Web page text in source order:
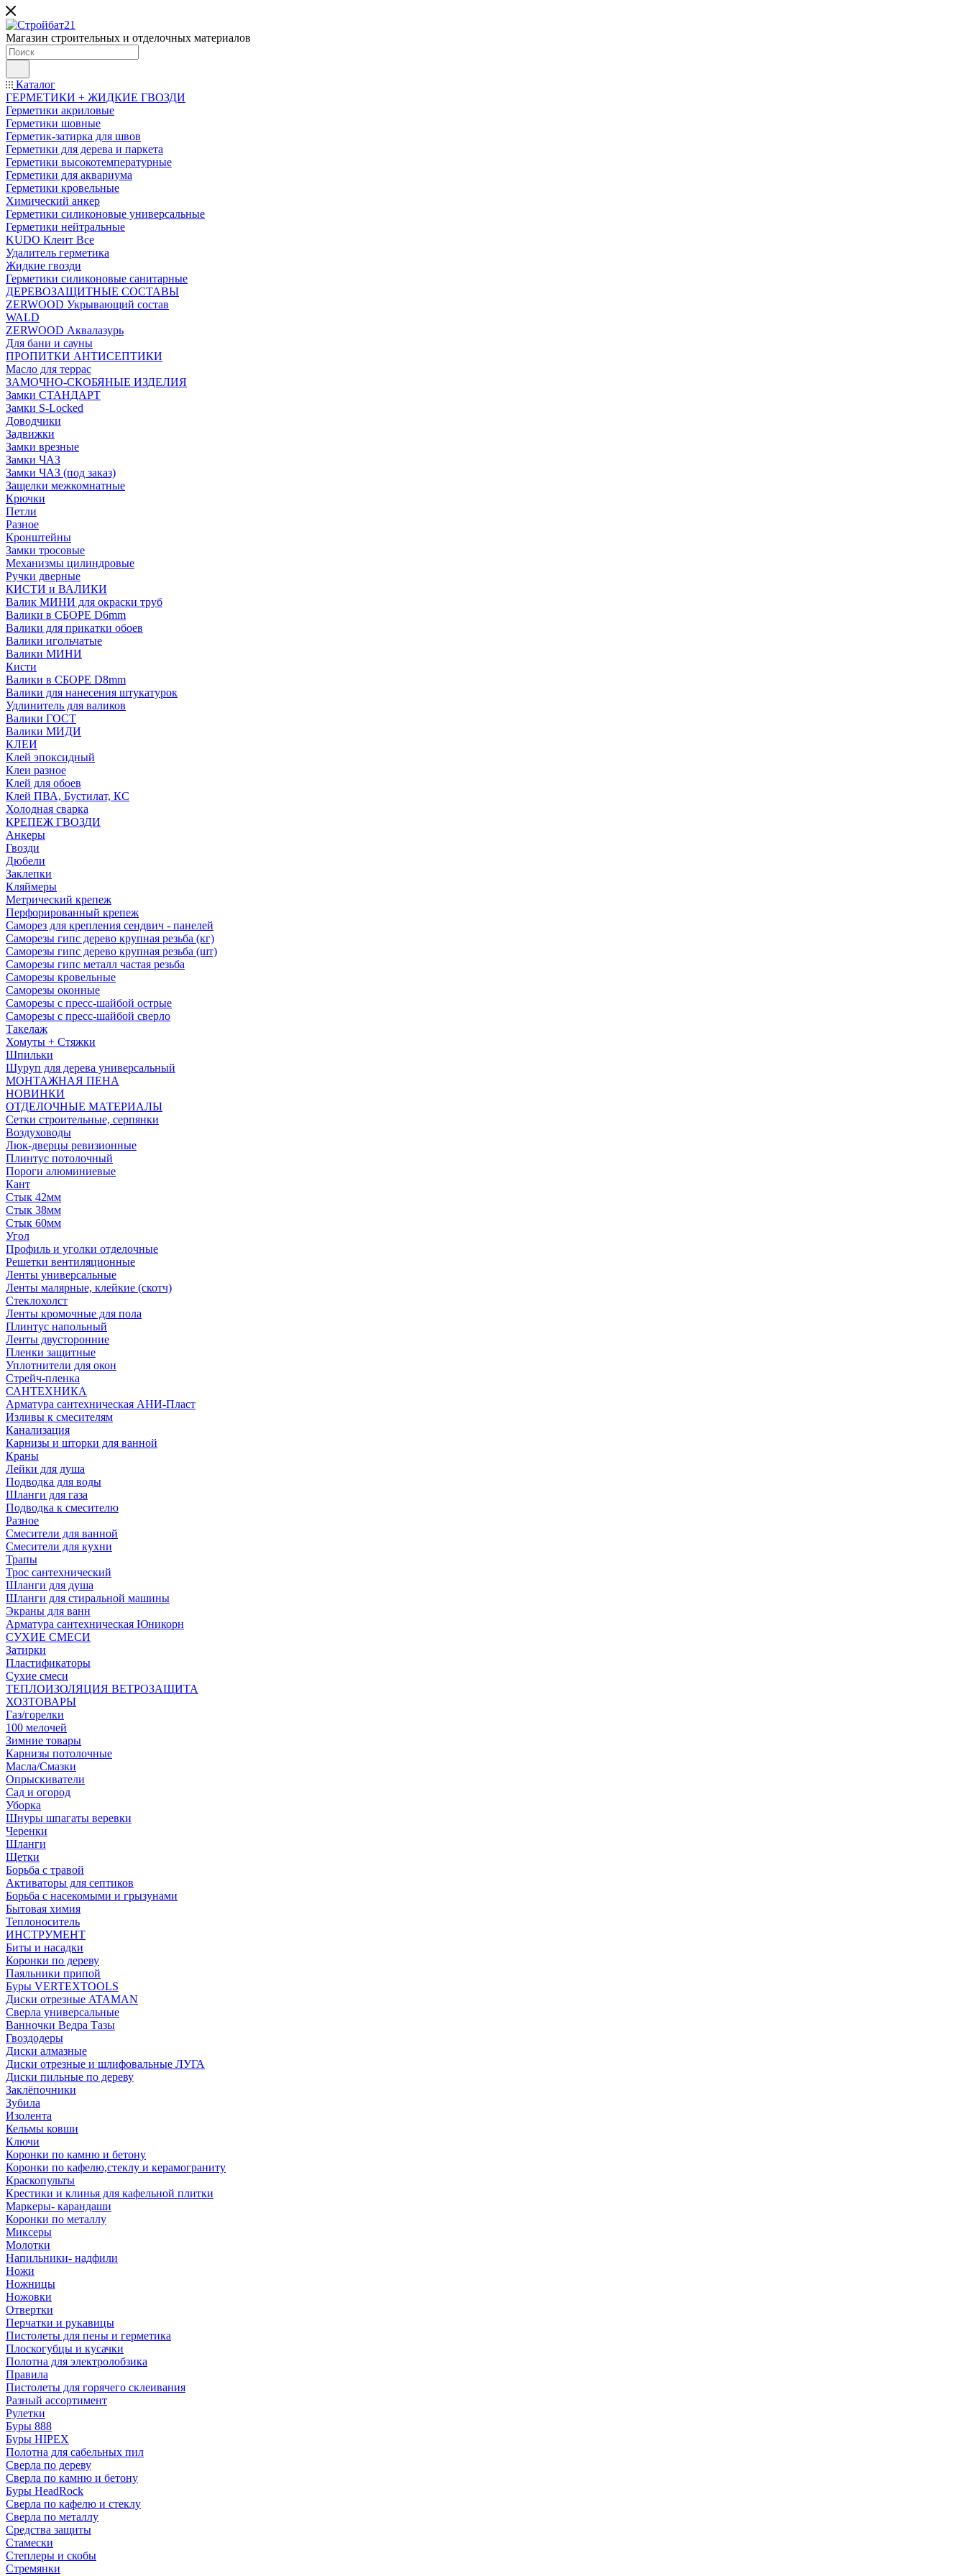
Магазин строительных и отделочных материалов
Каталог
ГЕРМЕТИКИ + ЖИДКИЕ ГВОЗДИ
Герметики акриловые
Герметики шовные
Герметик-затирка для швов
Герметики для дерева и паркета
Герметики высокотемпературные
Герметики для аквариума
Герметики кровельные
Химический анкер
Герметики силиконовые универсальные
Герметики нейтральные
KUDO Клеит Все
Удалитель герметика
Жидкие гвозди
Герметики силиконовые санитарные
ДЕРЕВОЗАЩИТНЫЕ СОСТАВЫ
ZERWOOD Укрывающий состав
WALD
ZERWOOD Аквалазурь
Для бани и сауны
ПРОПИТКИ АНТИСЕПТИКИ
Масло для террас
ЗАМОЧНО-СКОБЯНЫЕ ИЗДЕЛИЯ
Замки СТАНДАРТ
Замки S-Locked
Доводчики
Задвижки
Замки врезные
Замки ЧАЗ
Замки ЧАЗ (под заказ)
Защелки межкомнатные
Крючки
Петли
Разное
Кронштейны
Замки тросовые
Механизмы цилиндровые
Ручки дверные
КИСТИ и ВАЛИКИ
Валик МИНИ для окраски труб
Валики в СБОРЕ D6mm
Валики для прикатки обоев
Валики игольчатые
Валики МИНИ
Кисти
Валики в СБОРЕ D8mm
Валики для нанесения штукатурок
Удлинитель для валиков
Валики ГОСТ
Валики МИДИ
КЛЕИ
Клей эпоксидный
Клеи разное
Клей для обоев
Клей ПВА, Бустилат, КС
Холодная сварка
КРЕПЕЖ ГВОЗДИ
Анкеры
Гвозди
Дюбели
Заклепки
Кляймеры
Метрический крепеж
Перфорированный крепеж
Саморез для крепления сендвич - панелей
Саморезы гипс дерево крупная резьба (кг)
Саморезы гипс дерево крупная резьба (шт)
Саморезы гипс металл частая резьба
Саморезы кровельные
Саморезы оконные
Саморезы с пресс-шайбой острые
Саморезы с пресс-шайбой сверло
Такелаж
Хомуты + Стяжки
Шпильки
Шуруп для дерева универсальный
МОНТАЖНАЯ ПЕНА
НОВИНКИ
ОТДЕЛОЧНЫЕ МАТЕРИАЛЫ
Сетки строительные, серпянки
Воздуховоды
Люк-дверцы ревизионные
Плинтус потолочный
Пороги алюминиевые
Кант
Стык 42мм
Стык 38мм
Стык 60мм
Угол
Профиль и уголки отделочные
Решетки вентиляционные
Ленты универсальные
Ленты малярные, клейкие (скотч)
Стеклохолст
Ленты кромочные для пола
Плинтус напольный
Ленты двусторонние
Пленки защитные
Уплотнители для окон
Стрейч-пленка
САНТЕХНИКА
Арматура сантехническая АНИ-Пласт
Изливы к смесителям
Канализация
Карнизы и шторки для ванной
Краны
Лейки для душа
Подводка для воды
Шланги для газа
Подводка к смесителю
Разное
Смесители для ванной
Смесители для кухни
Трапы
Трос сантехнический
Шланги для душа
Шланги для стиральной машины
Экраны для ванн
Арматура сантехническая Юникорн
СУХИЕ СМЕСИ
Затирки
Пластификаторы
Сухие смеси
ТЕПЛОИЗОЛЯЦИЯ ВЕТРОЗАЩИТА
ХОЗТОВАРЫ
Газ/горелки
100 мелочей
Зимние товары
Карнизы потолочные
Масла/Смазки
Опрыскиватели
Сад и огород
Уборка
Шнуры шпагаты веревки
Черенки
Шланги
Щетки
Борьба с травой
Активаторы для септиков
Борьба с насекомыми и грызунами
Бытовая химия
Теплоноситель
ИНСТРУМЕНТ
Биты и насадки
Коронки по дереву
Паяльники припой
Буры VERTEXTOOLS
Диски отрезные ATAMAN
Сверла универсальные
Ванночки Ведра Тазы
Гвоздодеры
Диски алмазные
Диски отрезные и шлифовальные ЛУГА
Диски пильные по дереву
Заклёпочники
Зубила
Изолента
Кельмы ковши
Ключи
Коронки по камню и бетону
Коронки по кафелю,стеклу и керамограниту
Краскопульты
Крестики и клинья для кафельной плитки
Маркеры- карандаши
Коронки по металлу
Миксеры
Молотки
Напильники- надфили
Ножи
Ножницы
Ножовки
Отвертки
Перчатки и рукавицы
Пистолеты для пены и герметика
Плоскогубцы и кусачки
Полотна для электролобзика
Правила
Пистолеты для горячего склеивания
Разный ассортимент
Рулетки
Буры 888
Буры HIPEX
Полотна для сабельных пил
Сверла по дереву
Сверла по камню и бетону
Буры HeadRock
Сверла по кафелю и стеклу
Сверла по металлу
Средства защиты
Стамески
Степлеры и скобы
Стремянки